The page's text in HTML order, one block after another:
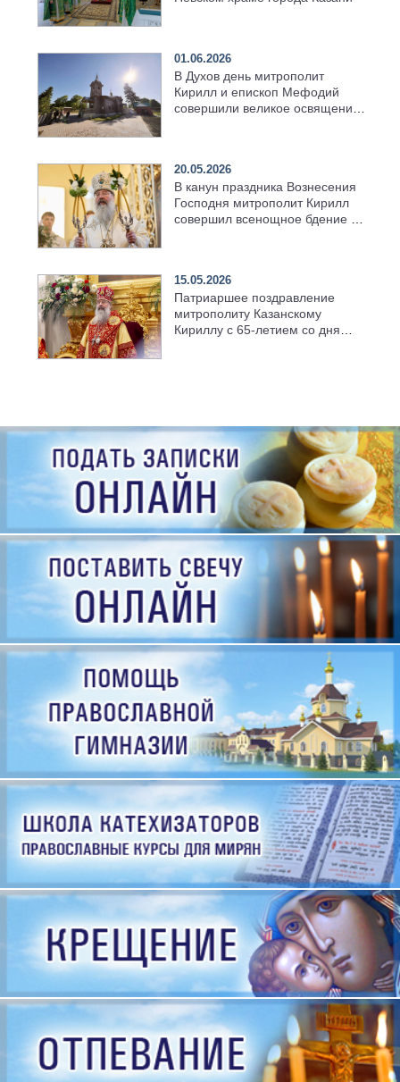
01.06.2026
В Духов день митрополит
Кирилл и епископ Мефодий
совершили великое освящение
20.05.2026
В канун праздника Вознесения
Господня митрополит Кирилл
совершил всенощное бдение в
15.05.2026
Патриаршее поздравление
митрополиту Казанскому
Кириллу с 65-летием со дня